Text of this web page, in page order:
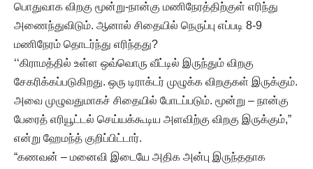
பொதுவாக விறகு மூன்று-நான்கு மணிநேரத்திற்குள் எரிந்து
அணைந்துவிடும். ஆனால் சிதையில் நெருப்பு எப்படி 8-9
மணிநேரம் தொடர்ந்து எரிந்தது?
‘‘கிராமத்தில் உள்ள ஒவ்வொரு வீட்டில் இருந்தும் விறகு
சேகரிக்கப்படுகிறது. ஒரு டிராக்டர் முழுக்க விறகுகள் இருக்கும்.
அவை முழுவதுமாகச் சிதையில் போடப்படும். மூன்று – நான்கு
பேரைத் எரியூட்டல் செய்யக்கூடிய அளவிற்கு விறகு இருக்கும்,”
என்று ஹேமந்த் குறிப்பிட்டார்.
“கணவன் – மனைவி இடையே அதிக அன்பு இருந்ததாக